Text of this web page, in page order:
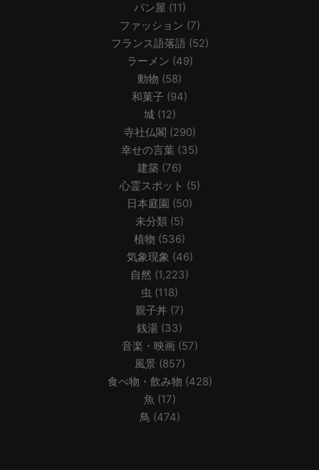
パン屋 (11)
ファッション (7)
フランス語落語 (52)
ラーメン (49)
動物 (58)
和菓子 (94)
城(12)
寺社仏閣 (290)
幸せの言葉 (35)
建築 (76)
心霊スポット (5)
日本庭園 (50)
未分類 (5)
植物 (536)
気象現象 (46)
自然 (1,223)
虫 (118)
親子丼 (7)
銭湯 (33)
音楽・映画 (57)
風景(857)
食べ物・飲み物 (428)
魚 (17)
鳥 (474)